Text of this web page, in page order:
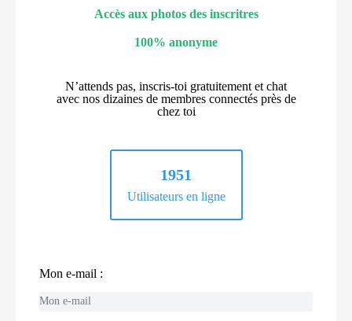
Accès aux photos des inscritres
100% anonyme
N’attends pas, inscris-toi gratuitement et chat
avec nos dizaines de membres connectés près de
chez toi
1951
Utilisateurs en ligne
Mon e-mail :